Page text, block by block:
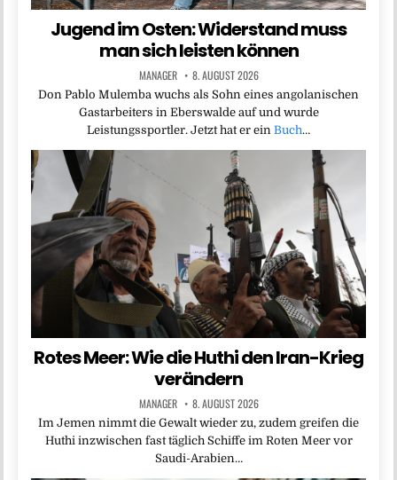
Jugend im Osten: Widerstand muss
man sich leisten können
MANAGER 8. AUGUST 2026
Don Pablo Mulemba wuchs als Sohn eines angolanischen
Gastarbeiters in Eberswalde auf und wurde
Leistungssportler. Jetzt hat er ein Buch…
Rotes Meer: Wie die Huthi den Iran-Krieg
verändern
MANAGER 8. AUGUST 2026
Im Jemen nimmt die Gewalt wieder zu, zudem greifen die
Huthi inzwischen fast täglich Schiffe im Roten Meer vor
Saudi-Arabien…